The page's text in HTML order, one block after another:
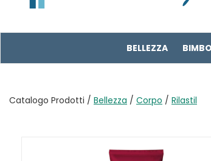
BELLEZZA BIMBO
Catalogo Prodotti / Bellezza / Corpo / Rilastil